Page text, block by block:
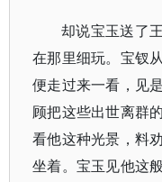
却说宝玉送了
在那里细玩。宝钗
便走过来一看，见
顾把这些出世离群
看他这种光景，料
坐着。宝玉见他这